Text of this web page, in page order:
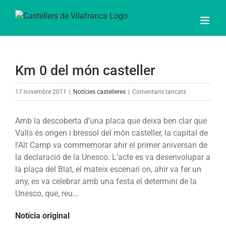
Km 0 del món casteller
17 novembre 2011 Notícies castelleres Comentaris tancatsa
Amb la descoberta d’una placa que deixa ben clar que
Valls és origen i bressol del món casteller, la capital de
l’Alt Camp va commemorar ahir el primer aniversari de
la declaració de la Unesco. L’acte es va desenvolupar a
la plaça del Blat, el mateix escenari on, ahir va fer un
any, es va celebrar amb una festa el determini de la
Unesco, que, reu…
Notícia original